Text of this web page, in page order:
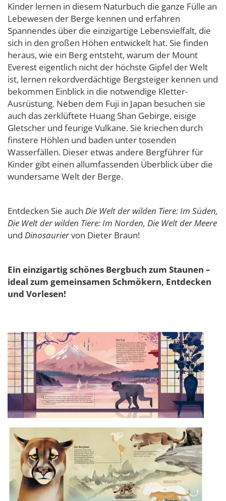
Kinder lernen in diesem Naturbuch die ganze Fülle an
Lebewesen der Berge kennen und erfahren
Spannendes über die einzigartige Lebensvielfalt, die
sich in den großen Höhen entwickelt hat. Sie finden
heraus, wie ein Berg entsteht, warum der Mount
Everest eigentlich nicht der höchste Gipfel der Welt
ist, lernen rekordverdächtige Bergsteiger kennen und
bekommen Einblick in die notwendige Kletter-
Ausrüstung. Neben dem Fuji in Japan besuchen sie
auch das zerklüftete Huang Shan Gebirge, eisige
Gletscher und feurige Vulkane. Sie kriechen durch
finstere Höhlen und baden unter tosenden
Wasserfällen. Dieser etwas andere Bergführer für
Kinder gibt einen allumfassenden Überblick über die
wundersame Welt der Berge.
Entdecken Sie auch Die Welt der wilden Tiere: Im Süden,
Die Welt der wilden Tiere: Im Norden, Die Welt der Meere
und Dinosauriervon Dieter Braun!
Ein einzigartig schönes Bergbuch zum Staunen –
ideal zum gemeinsamen Schmökern, Entdecken
und Vorlesen!